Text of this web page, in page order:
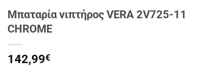
Μπαταρία νιπτήρος VERA 2V725-11
CHROME
142,99€